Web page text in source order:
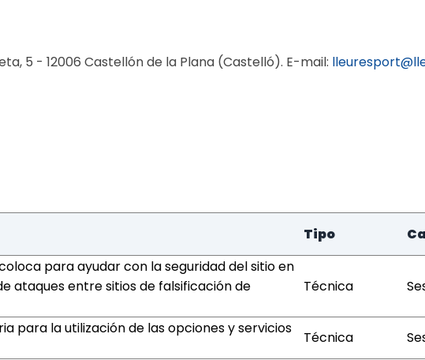
5 - 12006 Castellón de la Plana (Castelló). E-mail:
Tipo
para ayudar con la seguridad del sitio en
ataques entre sitios de falsificación de
Técnica
para la utilización de las opciones y servicios
Técnica